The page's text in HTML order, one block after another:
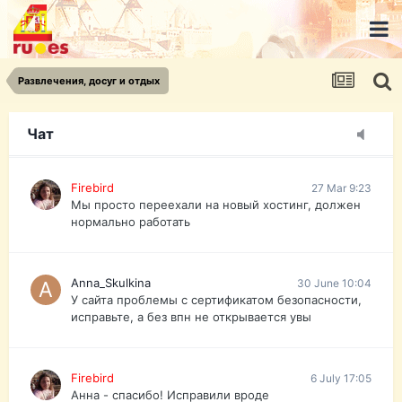
Развлечения, досуг и отдых
Чат
urist.dokument@gmail.com
https://pasport-ua.com/
Телеграмм @uristpassua
Firebird
Друзья - из России без VPN сайт и форум
Firebird 27 Mar 9:23
Мы просто переехали на новый хостинг, должен
нормально работать
Anna_Skulkina 30 June 10:04
У сайта проблемы с сертификатом безопасности,
исправьте, а без впн не открывается увы
Firebird 6 July 17:05
Анна - спасибо! Исправили вроде